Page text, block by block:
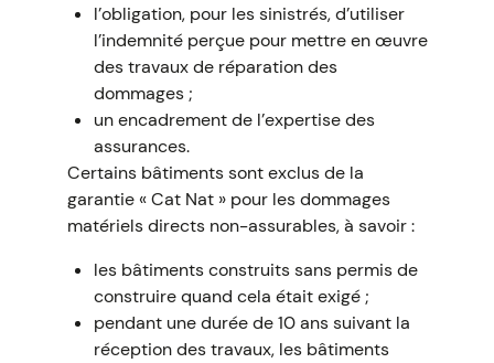
l’obligation, pour les sinistrés, d’utiliser
l’indemnité perçue pour mettre en œuvre
des travaux de réparation des
dommages ;
un encadrement de l’expertise des
assurances.
Certains bâtiments sont exclus de la
garantie « Cat Nat » pour les dommages
matériels directs non-assurables, à savoir :
les bâtiments construits sans permis de
construire quand cela était exigé ;
pendant une durée de 10 ans suivant la
réception des travaux, les bâtiments